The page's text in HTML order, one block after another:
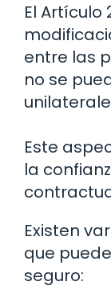
El
entre las
no se
Este
la
Existen
que
seguro: